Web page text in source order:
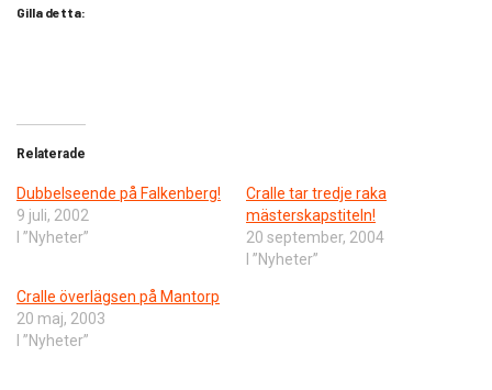
Gilla detta:
Relaterade
Dubbelseende på Falkenberg!
9 juli, 2002
I ”Nyheter”
Cralle tar tredje raka
mästerskapstiteln!
20 september, 2004
I ”Nyheter”
Cralle överlägsen på Mantorp
20 maj, 2003
I ”Nyheter”